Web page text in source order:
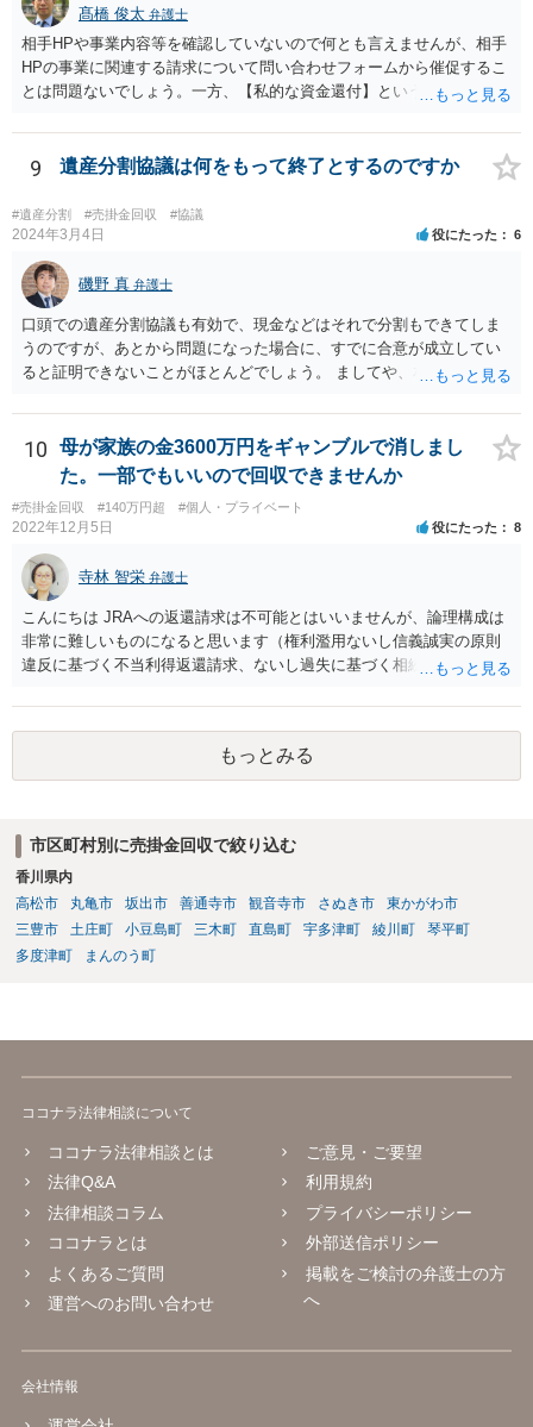
髙橋 俊太 弁護士
相手HPや事業内容等を確認していないので何とも言えませんが、相手
HPの事業に関連する請求について問い合わせフォームから催促するこ
とは問題ないでしょう。一方、【私的な資金還付】という点が事業と
ないところです。
9 遺産分割協議は何をもって終了とするのですか
#遺産分割 #売掛金回収 #協議
2024年3月4日 役にたった 6
磯野 真 弁護士
口頭での遺産分割協議も有効で、現金などはそれで分割もできてしま
うのですが、あとから問題になった場合に、すでに合意が成立してい
ると証明できないことがほとんどでしょう。 ましてや、相談者様の場
をしたとは言えないと思いますし、また、今回新たに発見された現金
については、以前の分割の対象にはなっていないという主張もできる
でしょう。
10
母が家族の金3600万円をギャンブルで消しまし
た。一部でもいいので回収できませんか
#売掛金回収 #140万円超 #個人・プライベート
2022年12月5日 役にたった 8
寺林 智栄 弁護士
こんにちは JRAへの返還請求は不可能とはいいませんが、論理構成は
非常に難しいものになると思います（権利濫用ないし信義誠実の原則
違反に基づく不当利得返還請求、ないし過失に基づく相続権に侵害と
のも大変かもしれませんが、金額も大きい問題ですし、上記の構成だ
と時効の問題もありますので、私としては早めに弁護士に相談するこ
とをおすすめします。 ひとりが受任できないと言ってもすぐにあきら
めずに、何人かトライしてみてください。
もっとみる
市区町村別に売掛金回収で絞り込む
香川県内
高松市
丸亀市 坂出市 善通寺市 観音寺市 さぬき市
東かがわ市
三豊市
土庄町 小豆島町 三木町 直島町 宇多津町 綾川町
琴平町
多度津町
まんのう町
ココナラ法律相談について
ココナラ法律相談とは
法律Q&A
法律相談コラム
ココナラとは
よくあるご質問
運営へのお問い合わせ
ご意見・ご要望
利用規約
プライバシーポリシー
外部送信ポリシー
掲載をご検討の弁護士の方
へ
会社情報